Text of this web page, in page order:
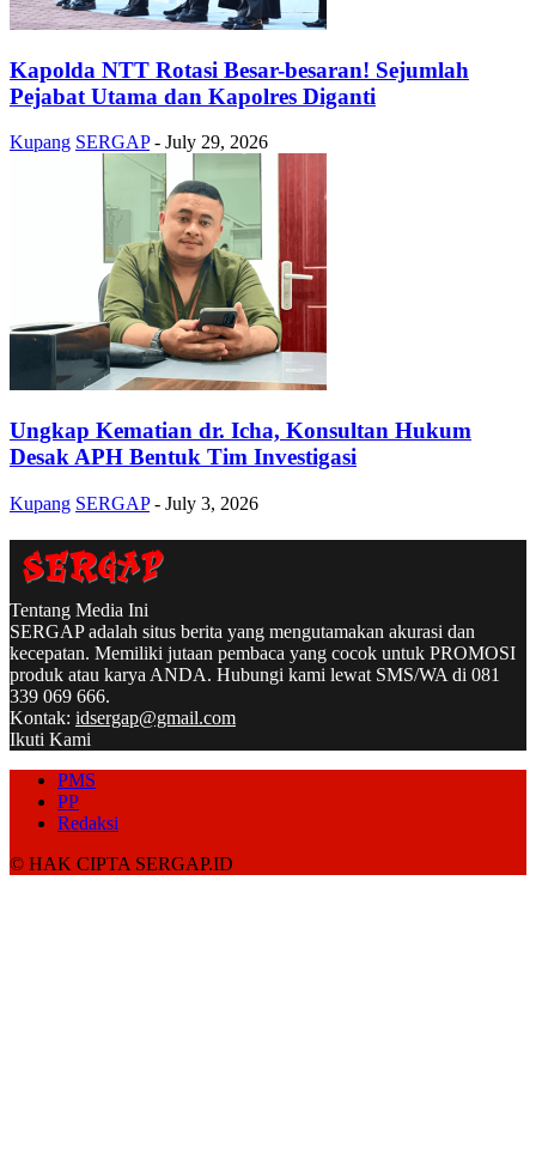
Kapolda NTT Rotasi Besar-besaran! Sejumlah
Pejabat Utama dan Kapolres Diganti
Kupang SERGAP - July 29, 2026
Ungkap Kematian dr. Icha, Konsultan Hukum
Desak APH Bentuk Tim Investigasi
Kupang SERGAP - July 3, 2026
Tentang Media Ini
SERGAP adalah situs berita yang mengutamakan akurasi dan
kecepatan. Memiliki jutaan pembaca yang cocok untuk PROMOSI
produk atau karya ANDA. Hubungi kami lewat SMS/WA di 081
339 069 666.
Kontak: idsergap@gmail.com
Ikuti Kami
PMS
PP
Redaksi
© HAK CIPTA SERGAP.ID